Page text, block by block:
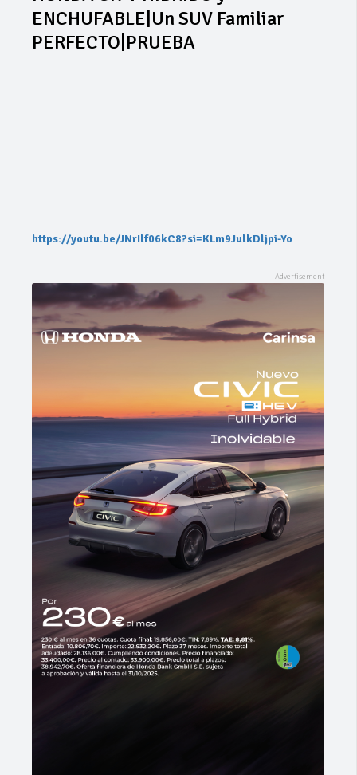
ENCHUFABLE|Un SUV Familiar
PERFECTO|PRUEBA
https://youtu.be/JNrIlf06kC8?si=KLm9JulkDljpi-Yo